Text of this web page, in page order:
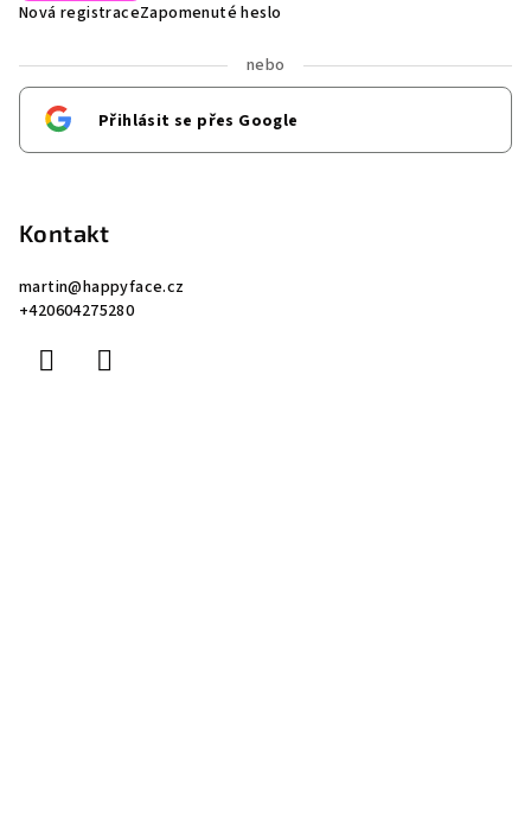
Nová registraceZapomenuté heslo
nebo
Přihlásit se přes Google
Kontakt
martin@happyface.cz
+420604275280